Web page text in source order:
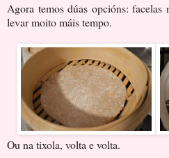
Agora temos dúas opcións:
levar moito máis tempo.
Ou na tixola, volta e volta.